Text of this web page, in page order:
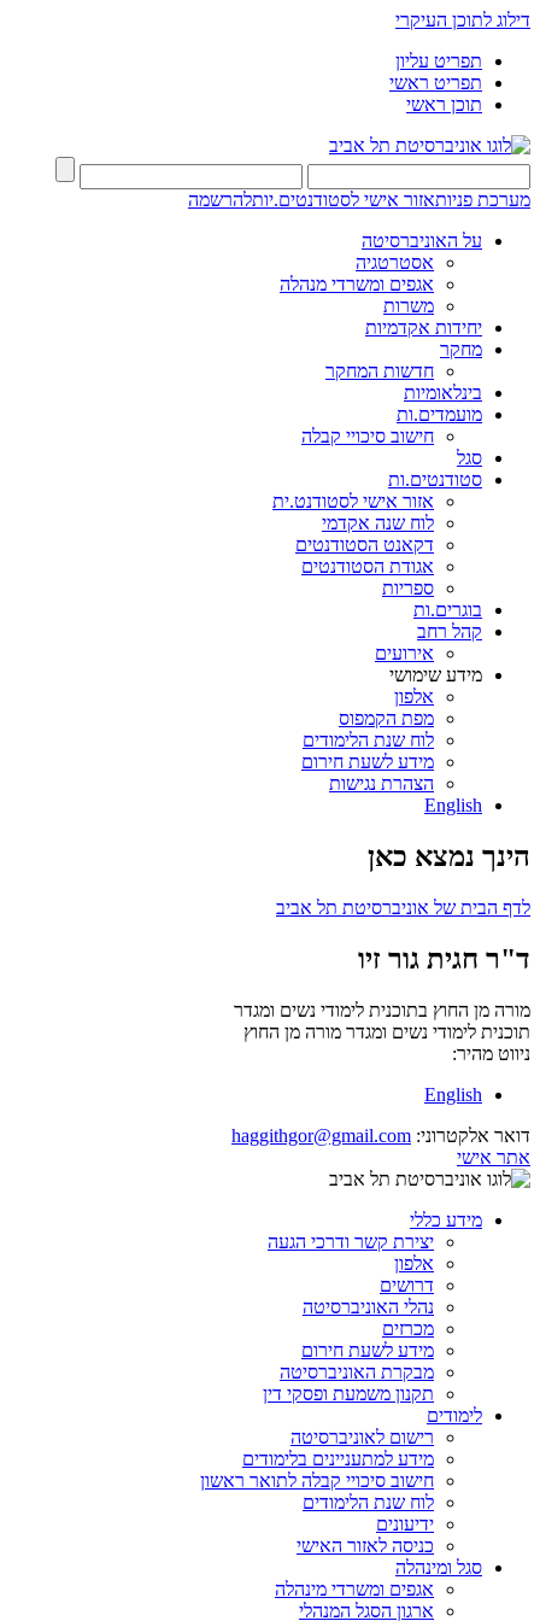
דילוג לתוכן העיקרי
תפריט עליון
תפריט ראשי
תוכן ראשי
מערכת פניותאזור אישי לסטודנטים.יותלהרשמה
על האוניברסיטה
אסטרטגיה
אגפים ומשרדי מנהלה
משרות
יחידות אקדמיות
מחקר
חדשות המחקר
בינלאומיות
מועמדים.ות
חישוב סיכויי קבלה
סגל
סטודנטים.ות
אזור אישי לסטודנט.ית
לוח שנה אקדמי
דקאנט הסטודנטים
אגודת הסטודנטים
ספריות
בוגרים.ות
קהל רחב
אירועים
מידע שימושי
אלפון
מפת הקמפוס
לוח שנת הלימודים
מידע לשעת חירום
הצהרת נגישות
English
הינך נמצא כאן
לדף הבית של אוניברסיטת תל אביב
ד"ר חגית גור זיו
מורה מן החוץ בתוכנית לימודי נשים ומגדר
תוכנית לימודי נשים ומגדר מורה מן החוץ
ניווט מהיר:
English
דואר אלקטרוני: haggithgor@gmail.com
אתר אישי
מידע כללי
יצירת קשר ודרכי הגעה
אלפון
דרושים
נהלי האוניברסיטה
מכרזים
מידע לשעת חירום
מבקרת האוניברסיטה
תקנון משמעת ופסקי דין
לימודים
רישום לאוניברסיטה
מידע למתעניינים בלימודים
חישוב סיכויי קבלה לתואר ראשון
לוח שנת הלימודים
ידיעונים
כניסה לאזור האישי
סגל ומינהלה
אגפים ומשרדי מינהלה
ארגון הסגל המנהלי